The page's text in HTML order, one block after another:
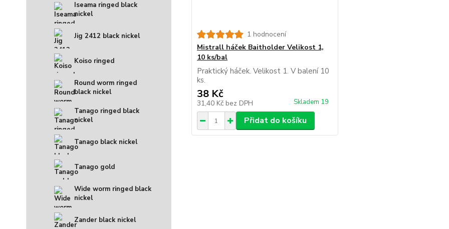
Iseama ringed black
nickel
Jig 2412 black nickel
Koiso ringed
Round worm ringed
black nickel
Tanago ringed black
nickel
Tanago black nickel
Tanago gold
Wide worm ringed black
nickel
Zander black nickel
1 hodnocení
Mistrall háček Baitholder Velikost 1,
10 ks/bal
Praktický háček. Velikost 1. V balení 10
ks.
38 Kč
31,40 Kč bez DPH Skladem 19
Přidat do košíku